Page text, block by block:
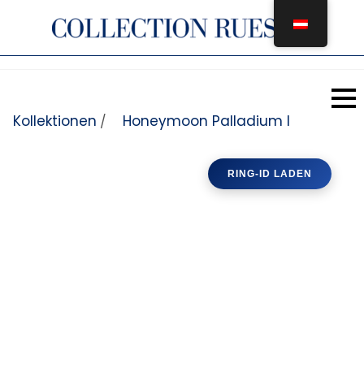
Kollektionen / Honeymoon Palladium I
RING-ID LADEN